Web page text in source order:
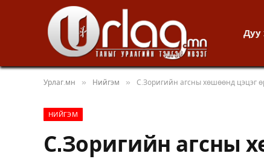
Дуу
Урлаг.мн » Нийгэм » С.Зоригийн агсны хөшөөнд цэцэг
НИЙГЭМ
С.Зоригийн агсны